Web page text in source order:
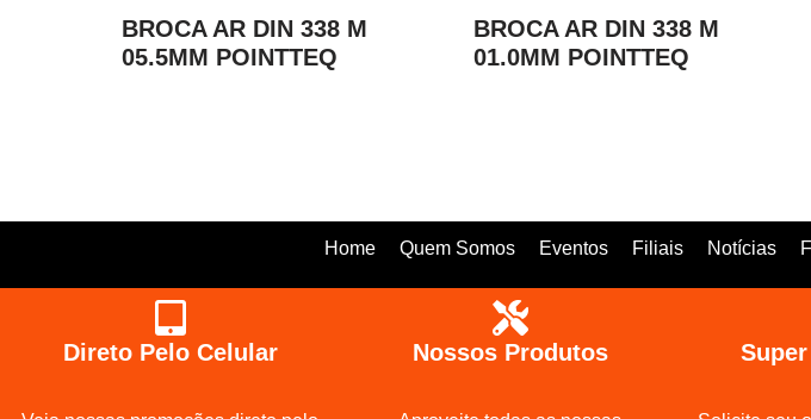
BROCA AR DIN 338 M
05.5MM POINTTEQ
BROCA AR DIN 338 M
01.0MM POINTTEQ
Home Quem Somos Eventos Filiais Notícias
Direto Pelo Celular Nossos Produtos